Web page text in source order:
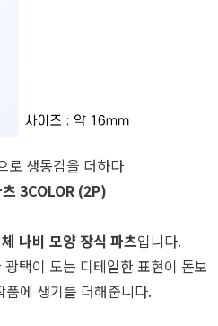
로 생동감을 더하다
3COLOR (2P)
나비 모양 장식 파츠입니다.
택이 도는 디테일한 표현이 돋보
에 생기를 더해줍니다.